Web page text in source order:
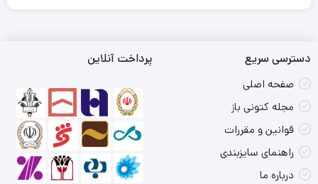
دسترسی سریع
صفحه اصلی
مجله کتونی باز
قوانین و مقررات
راهنمای سایزبندی
درباره ما
پرداخت آنلاین